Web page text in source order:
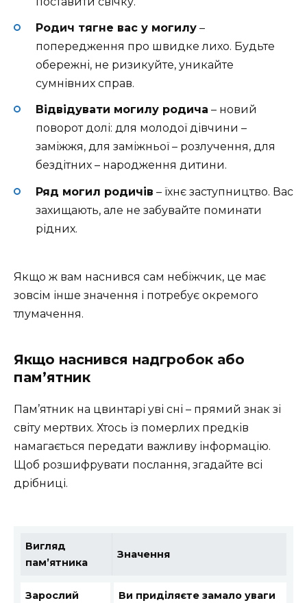
Родич тягне вас у могилу –
попередження про швидке лихо. Будьте
обережні, не ризикуйте, уникайте
сумнівних справ.
Відвідувати могилу родича – новий
поворот долі: для молодої дівчини –
заміжжя, для заміжньої – розлучення, для
бездітних – народження дитини.
Ряд могил родичів – їхнє заступництво. Вас
захищають, але не забувайте поминати
рідних.
Якщо ж вам наснився сам небіжчик, це має
зовсім інше значення і потребує окремого
тлумачення.
Якщо наснився надгробок або
пам’ятник
Пам’ятник на цвинтарі уві сні – прямий знак зі
світу мертвих. Хтось із померлих предків
намагається передати важливу інформацію.
Щоб розшифрувати послання, згадайте всі
дрібниці.
Вигляд
пам’ятника
Значення
Зарослий
Ви приділяєте замало уваги